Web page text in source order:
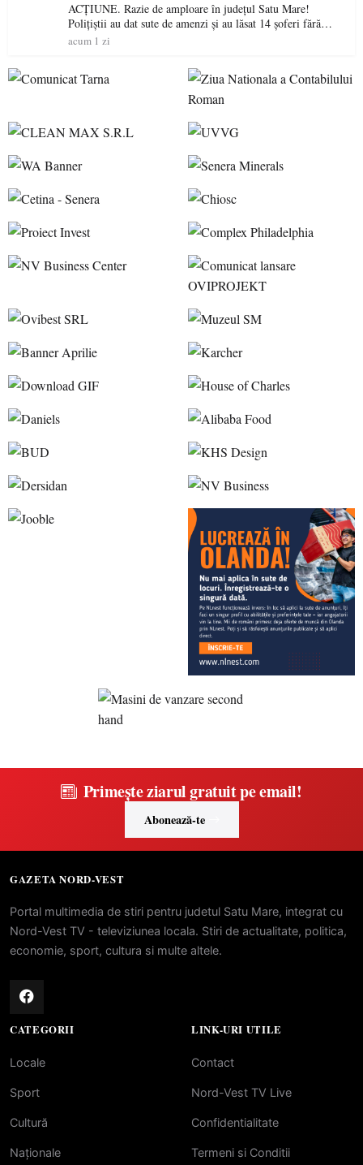
ACȚIUNE. Razie de amploare în județul Satu Mare!
Polițiștii au dat sute de amenzi și au lăsat 14 șoferi fără
permis într-o singură zi
acum 1 zi
Primește ziarul gratuit pe email!
Abonează-te
GAZETA NORD-VEST
Portal multimedia de stiri pentru judetul Satu Mare, integrat cu
Nord-Vest TV - televiziunea locala. Stiri de actualitate, politica,
economie, sport, cultura si multe altele.
CATEGORII
Locale
Sport
Cultură
Naționale
LINK-URI UTILE
Contact
Nord-Vest TV Live
Confidentialitate
Termeni si Conditii